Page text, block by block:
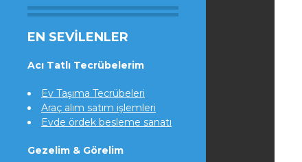
EN SEVILENLER
Acı Tatlı Tecrübelerim
Ev Taşıma Tecrübeleri
Araç alım satım işlemleri
Evde ördek besleme sanatı
Gezelim & Görelim